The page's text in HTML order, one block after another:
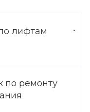
лифтам
по ремонту